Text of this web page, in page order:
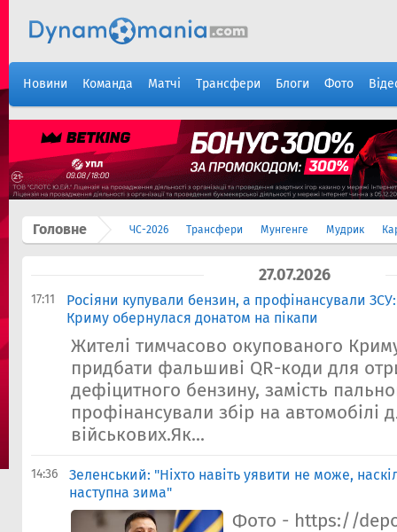
Новини Команда Матчі Трансфери Блоги Фото
Головне ЧС-2026 Трансфери Мунгенге Мудрик
27.07.2026
17:11
Росіяни купували бензин, а профінансували
Криму обернулася донатом на пікапи
Жителі тимчасово окупованого
придбати фальшиві QR-коди для
дефіцитного бензину, замість
профінансували збір на автомобілі
військових.Як...
14:36
Зеленський: "Ніхто навіть уявити не може,
наступна зима"
Фото - https://